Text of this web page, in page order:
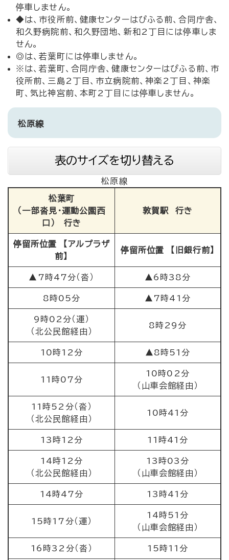
停車しません。
◆は、市役所前、健康センターはぴふる前、合同庁舎、
和久野病院前、和久野団地、新和2丁目には停車しま
せん。
◎は、若葉町には停車しません。
※は、若葉町、合同庁舎、健康センターはぴふる前、市
役所前、三島2丁目、市立病院前、神楽2丁目、神楽
町、気比神宮前、本町2丁目には停車しません。
松原線
表のサイズを切り替える
松原線
松葉町
（一部沓見・運動公園西
口） 行き
敦賀駅 行き
停留所位置 【アルプラザ
前】
停留所位置 【旧銀行前】
▲7時47分（沓） ▲6時38分
8時05分 ▲7時41分
9時02分（運）
（北公民館経由）
8時29分
10時12分 ▲8時51分
11時07分
10時02分
（山車会館経由）
11時52分（沓）
（北公民館経由）
10時41分
13時12分 11時41分
14時12分
（北公民館経由）
13時03分
（山車会館経由）
14時47分 13時41分
15時17分（運）
14時51分
（山車会館経由）
16時32分（沓） 15時11分